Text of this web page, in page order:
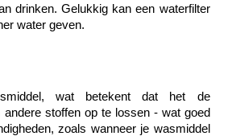
​​drinken. Gelukkig kan een waterfilter
water geven.
wat betekent dat het de
andere stoffen op te lossen - wat goed
zoals wanneer je wasmiddel